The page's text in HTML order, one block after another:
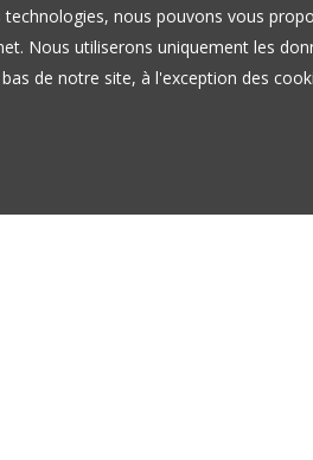
nous pouvons vous
Nous utiliserons uniquement les
de notre site, à l'exception des